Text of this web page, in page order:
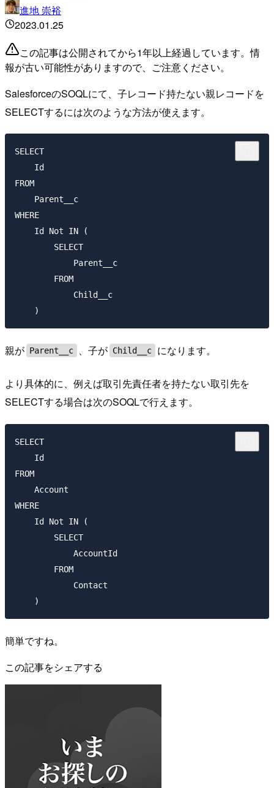
進地 崇裕
2023.01.25
この記事は公開されてから1年以上経過しています。情
報が古い可能性がありますので、ご注意ください。
SalesforceのSOQLにて、子レコード持たない親レコードを
SELECTするには次のような方法が使えます。
SELECT
    Id
FROM
    Parent__c
WHERE
    Id Not IN (
        SELECT
            Parent__c
        FROM
            Child__c
親が Parent__c 、子が Child__c になります。
より具体的に、例えば取引先責任者を持たない取引先を
SELECTする場合は次のSOQLで行えます。
SELECT
    Id
FROM
    Account
WHERE
    Id Not IN (
        SELECT
            AccountId
        FROM
            Contact
簡単ですね。
この記事をシェアする